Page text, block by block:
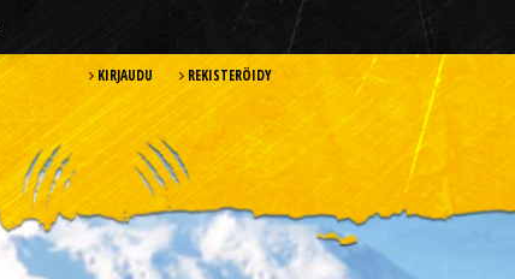
KIRJAUDU REKISTERÖIDY